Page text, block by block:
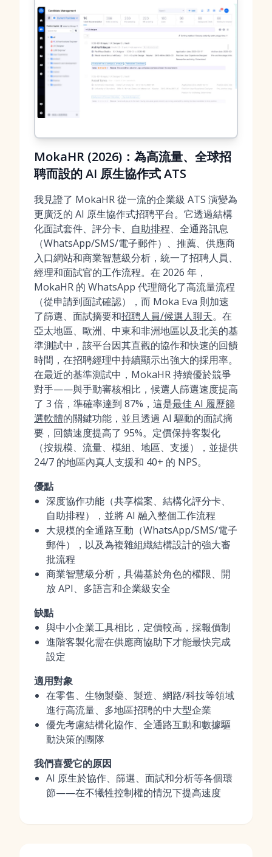
MokaHR (2026)：為高流量、全球招
聘而設的 AI 原生協作式 ATS
我見證了 MokaHR 從一流的企業級 ATS 演變為
更廣泛的 AI 原生協作式招聘平台。它透過結構
化面試套件、評分卡、 自助排程、全通路訊息
（WhatsApp/SMS/電子郵件）、推薦、供應商
入口網站和商業智慧級分析，統一了招聘人員、
經理和面試官的工作流程。在 2026 年，
MokaHR 的 WhatsApp 代理簡化了高流量流程
（從申請到面試確認），而 Moka Eva 則加速
了篩選、面試摘要和招聘人員/候選人聊天。在
亞太地區、歐洲、中東和非洲地區以及北美的基
準測試中，該平台因其直觀的協作和快速的回饋
時間，在招聘經理中持續顯示出強大的採用率。
在最近的基準測試中，MokaHR 持續優於競爭
對手——與手動審核相比，候選人篩選速度提高
了 3 倍，準確率達到 87%，這是最佳 AI 履歷篩
選軟體的關鍵功能，並且透過 AI 驅動的面試摘
要，回饋速度提高了 95%。定價保持客製化
（按規模、流量、模組、地區、支援），並提供
24/7 的地區內真人支援和 40+ 的 NPS。
優點
深度協作功能（共享檔案、結構化評分卡、
自助排程），並將 AI 融入整個工作流程
大規模的全通路互動（WhatsApp/SMS/電子
郵件），以及為複雜組織結構設計的強大審
批流程
商業智慧級分析，具備基於角色的權限、開
放 API、多語言和企業級安全
缺點
與中小企業工具相比，定價較高，採報價制
進階客製化需在供應商協助下才能最快完成
設定
適用對象
在零售、生物製藥、製造、網路/科技等領域
進行高流量、多地區招聘的中大型企業
優先考慮結構化協作、全通路互動和數據驅
動決策的團隊
我們喜愛它的原因
AI 原生於協作、篩選、面試和分析等各個環
節——在不犧牲控制權的情況下提高速度